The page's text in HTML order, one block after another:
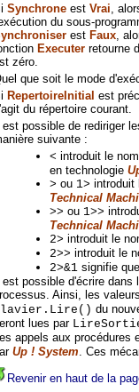
Synchroneest Vrai ,
du sous-
est Faux,
Executerretourne
zéro.
que soit le mode
RepertoireInitial est
du répertoire courant.
est possible de rediriger
suivante :
< introduit le
en technologie
> ou 1> introduit
Technical
>> ou 1>>
Technical
2> introduit le
2>> introduit le
2>&1 signifie
est possible d'écrire dans
Ainsi, les
du
lues par
appels aux procédures
Up ! System . Ces
Revenir en haut de la